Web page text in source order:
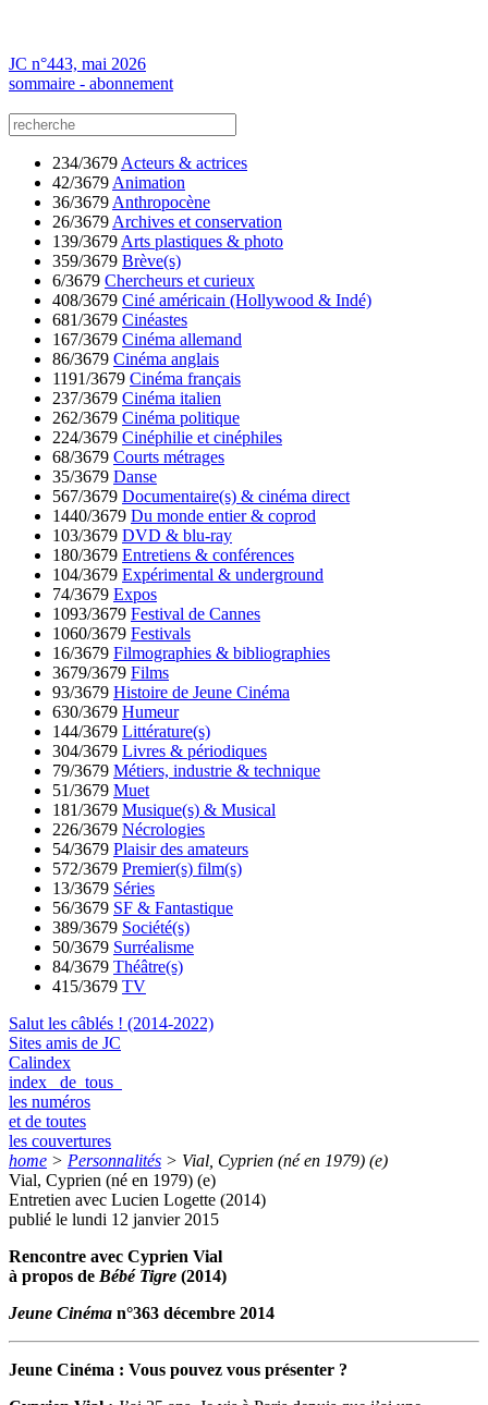
JC n°443, mai 2026
sommaire - abonnement
234/3679 Acteurs & actrices
42/3679 Animation
36/3679 Anthropocène
26/3679 Archives et conservation
139/3679 Arts plastiques & photo
359/3679 Brève(s)
6/3679 Chercheurs et curieux
408/3679 Ciné américain (Hollywood & Indé)
681/3679 Cinéastes
167/3679 Cinéma allemand
86/3679 Cinéma anglais
1191/3679 Cinéma français
237/3679 Cinéma italien
262/3679 Cinéma politique
224/3679 Cinéphilie et cinéphiles
68/3679 Courts métrages
35/3679 Danse
567/3679 Documentaire(s) & cinéma direct
1440/3679 Du monde entier & coprod
103/3679 DVD & blu-ray
180/3679 Entretiens & conférences
104/3679 Expérimental & underground
74/3679 Expos
1093/3679 Festival de Cannes
1060/3679 Festivals
16/3679 Filmographies & bibliographies
3679/3679 Films
93/3679 Histoire de Jeune Cinéma
630/3679 Humeur
144/3679 Littérature(s)
304/3679 Livres & périodiques
79/3679 Métiers, industrie & technique
51/3679 Muet
181/3679 Musique(s) & Musical
226/3679 Nécrologies
54/3679 Plaisir des amateurs
572/3679 Premier(s) film(s)
13/3679 Séries
56/3679 SF & Fantastique
389/3679 Société(s)
50/3679 Surréalisme
84/3679 Théâtre(s)
415/3679 TV
Salut les câblés ! (2014-2022)
Sites amis de JC
Calindex
index de tous
les numéros
et de toutes
les couvertures
home > Personnalités > Vial, Cyprien (né en 1979) (e)
Vial, Cyprien (né en 1979) (e)
Entretien avec Lucien Logette (2014)
publié le lundi 12 janvier 2015
Rencontre avec Cyprien Vial
à propos de Bébé Tigre (2014)
Jeune Cinéma n°363 décembre 2014
Jeune Cinéma : Vous pouvez vous présenter ?